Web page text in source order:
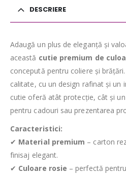
DESCRIERE
Adaugă un plus de eleganță și
această cutie premium de
concepută pentru coliere și
calitate, cu un design rafinat și un
cutie oferă atât protecție, cât și
pentru cadouri sau prezentarea
Caracteristici:
✔ Material premium – carton
finisaj elegant.
✔ Culoare rosie – perfectă